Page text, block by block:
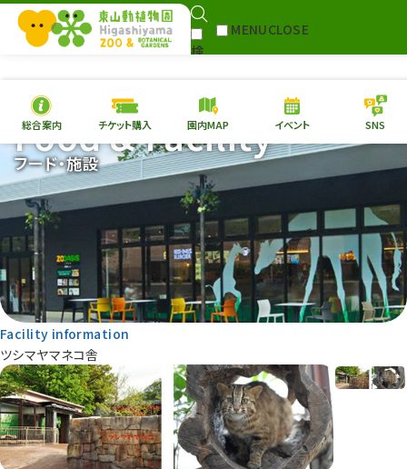
検
MENUCLOSE
本日の開園情報 チケ
園内MAP
総合案内
動物園 植物園
再生プラン
東山動植物園
への支援
サイトマップ
総合案内 チケット購入 園内MAP イベント SNS
Food & Facility
フード・施設
Facility information
ツシマヤマネコ舎